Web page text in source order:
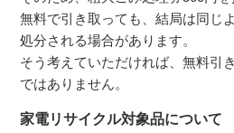
無料で引き取っても、結局は同じ
処分される場合があります。
そう考えていただければ、無料引
ではありません。
家電リサイクル対象品について